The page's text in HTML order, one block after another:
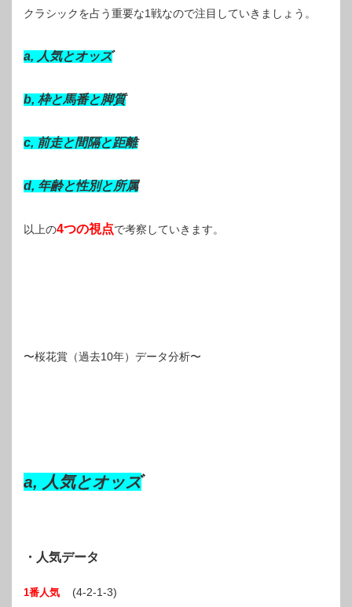
クラシックを占う重要な1戦なので注目していきましょう。
a, 人気とオッズ
b, 枠と馬番と脚質
c, 前走と間隔と距離
d, 年齢と性別と所属
以上の4つの視点で考察していきます。
〜桜花賞（過去10年）データ分析〜
a, 人気とオッズ
・人気データ
1番人気 (4-2-1-3)